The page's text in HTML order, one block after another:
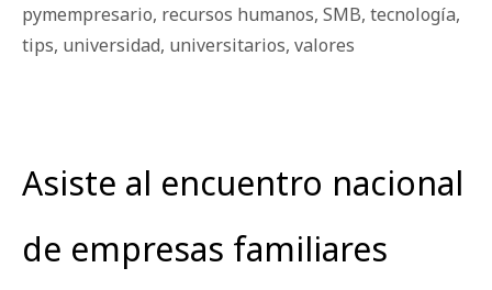
pymempresario, recursos humanos, SMB, tecnología,
tips, universidad, universitarios, valores
Asiste al encuentro nacional
de empresas familiares